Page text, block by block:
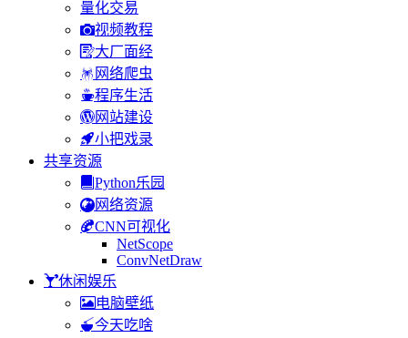
量化交易
视频教程
大厂面经
网络爬虫
程序生活
网站建设
小把戏录
共享资源
Python乐园
网络资源
CNN可视化
NetScope
ConvNetDraw
休闲娱乐
电脑壁纸
今天吃啥